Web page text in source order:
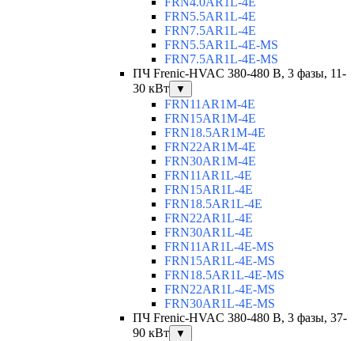
FRN5.5AR1L-4E
FRN7.5AR1L-4E
FRN5.5AR1L-4E-MS
FRN7.5AR1L-4E-MS
ПЧ Frenic-HVAC 380-480 В, 3 фазы, 11-
30 кВт
▼
FRN11AR1M-4E
FRN15AR1M-4E
FRN18.5AR1M-4E
FRN22AR1M-4E
FRN30AR1M-4E
FRN11AR1L-4E
FRN15AR1L-4E
FRN18.5AR1L-4E
FRN22AR1L-4E
FRN30AR1L-4E
FRN11AR1L-4E-MS
FRN15AR1L-4E-MS
FRN18.5AR1L-4E-MS
FRN22AR1L-4E-MS
FRN30AR1L-4E-MS
ПЧ Frenic-HVAC 380-480 В, 3 фазы, 37-
90 кВт
▼